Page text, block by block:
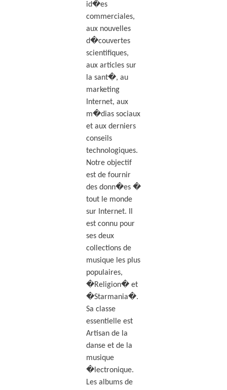
id�es
commerciales,
aux nouvelles
d�couvertes
scientifiques,
aux articles sur
la sant�, au
marketing
Internet, aux
m�dias sociaux
et aux derniers
conseils
technologiques.
Notre objectif
est de fournir
des donn�es �
tout le monde
sur Internet. Il
est connu pour
ses deux
collections de
musique les plus
populaires,
�Religion� et
�Starmania�.
Sa classe
essentielle est
Artisan de la
danse et de la
musique
�lectronique.
Les albums de